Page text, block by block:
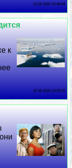
23 06 2026 16:48:54
к
22 06 2026 13:55:55